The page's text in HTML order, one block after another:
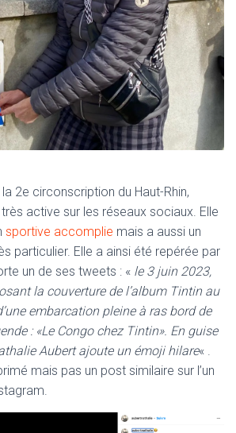
2e circonscription du Haut-Rhin,
active sur les réseaux sociaux. Elle
sportive accomplie mais a aussi un
particulier. Elle a ainsi été repérée par
un de ses tweets : « le 3 juin 2023,
la couverture de l’album Tintin au
embarcation pleine à ras bord de
: «Le Congo chez Tintin». En guise
Aubert ajoute un émoji hilare« .
mais pas un post similaire sur l’un